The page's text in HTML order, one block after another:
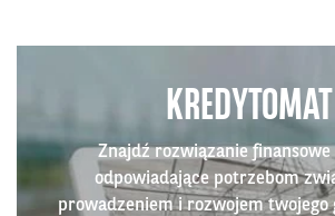
KREDYTOMAT
Znajdź rozwiązanie finansowe
odpowiadające potrzebom
prowadzeniem i rozwojem twojego